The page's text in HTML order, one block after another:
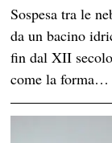
Sospesa tra le
da un bacino
fin dal XII
come la forma…